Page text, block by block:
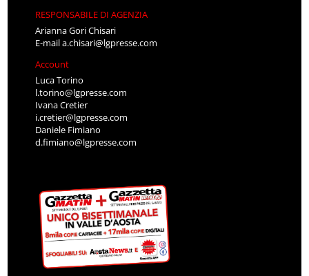
RESPONSABILE DI AGENZIA
Arianna Gori Chisari
E-maila.chisari@lgpresse.com
Account
Luca Torino
l.torino@lgpresse.com
Ivana Cretier
i.cretier@lgpresse.com
Daniele Fimiano
d.fimiano@lgpresse.com